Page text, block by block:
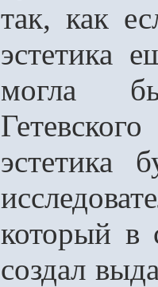
так, как
эстетика
могла
эстетика
который в
создал